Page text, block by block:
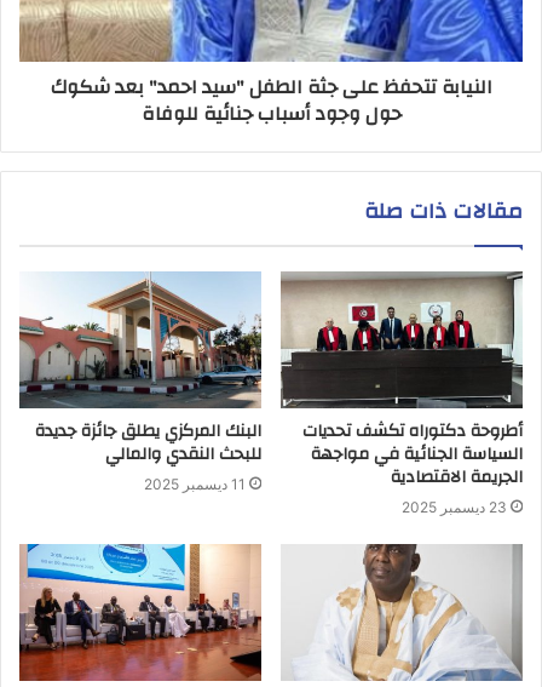
النيابة تتحفظ على جثة الطفل "سيد احمد" بعد شكوك
حول وجود أسباب جنائية للوفاة
مقالات ذات صلة
أطروحة دكتوراه تكشف تحديات
السياسة الجنائية في مواجهة
الجريمة الاقتصادية
23 ديسمبر 2025
البنك المركزي يطلق جائزة جديدة
للبحث النقدي والمالي
11 ديسمبر 2025